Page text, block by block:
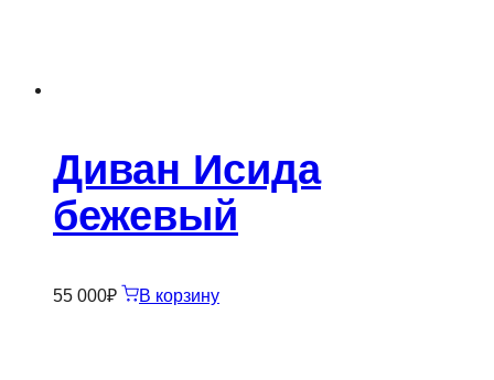
Диван Исида
бежевый
55 000₽ В корзину